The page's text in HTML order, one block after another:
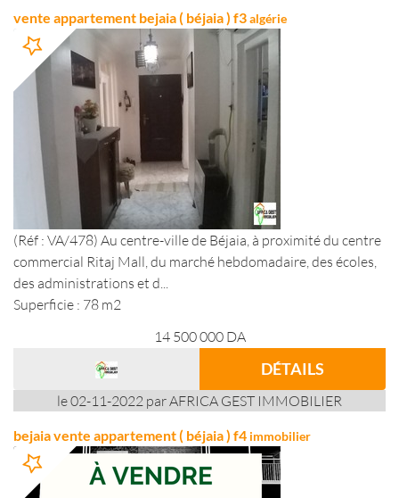
vente appartement bejaia ( béjaia ) f3algérie
(Réf : VA/478) Au centre-ville de Béjaia, à proximité du centre
commercial Ritaj Mall, du marché hebdomadaire, des écoles,
des administrations et d...
Superficie : 78 m2
14 500 000 DA
DÉTAILS
le 02-11-2022 par AFRICA GEST IMMOBILIER
bejaia vente appartement ( béjaia ) f4 immobilier